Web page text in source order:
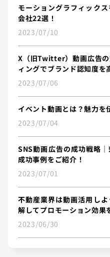
モーショングラフィック
会社22選！
2023/07/10
X（旧Twitter）動画広告の
ィングでブランド認知度を
2023/07/06
イベント動画とは？魅力を
2023/07/04
SNS動画広告の成功戦略
成功事例をご紹介！
2023/07/01
不動産業界は動画活用し
解してプロモーション効果
2023/06/30